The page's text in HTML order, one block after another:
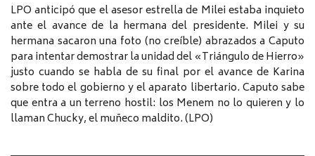
LPO anticipó que el asesor estrella de Milei estaba inquieto
ante el avance de la hermana del presidente. Milei y su
hermana sacaron una foto (no creíble) abrazados a Caputo
para intentar demostrar la unidad del «Triángulo de Hierro»
justo cuando se habla de su final por el avance de Karina
sobre todo el gobierno y el aparato libertario. Caputo sabe
que entra a un terreno hostil: los Menem no lo quieren y lo
llaman Chucky, el muñeco maldito. (LPO)